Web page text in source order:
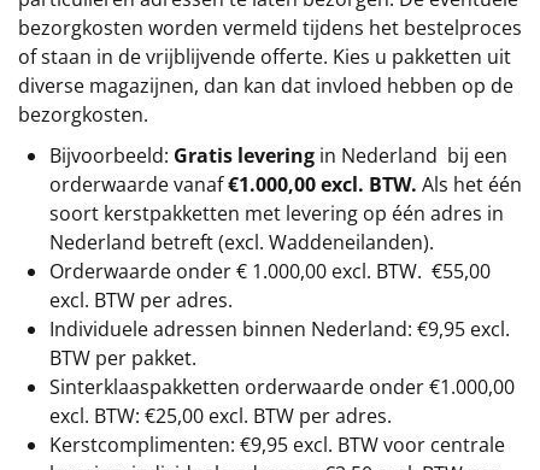
bezorgkosten worden vermeld tijdens het bestelproces
of staan in de vrijblijvende offerte. Kies u pakketten uit
diverse magazijnen, dan kan dat invloed hebben op de
bezorgkosten.
Bijvoorbeeld: Gratis levering in Nederland bij een
orderwaarde vanaf€1.000,00 excl. BTW. Als het één
soort kerstpakketten met levering op één adres in
Nederland betreft (excl. Waddeneilanden).
Orderwaarde onder € 1.000,00 excl. BTW. €55,00
excl. BTW per adres.
Individuele adressen binnen Nederland: €9,95 excl.
BTW per pakket.
Sinterklaaspakketten orderwaarde onder €1.000,00
excl. BTW: €25,00 excl. BTW per adres.
Kerstcomplimenten: €9,95 excl. BTW voor centrale